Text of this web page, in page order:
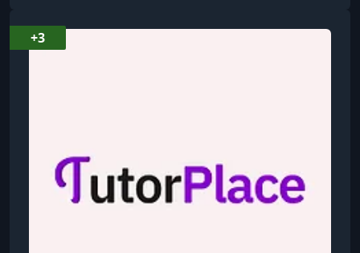
российским компаниям перейти с европейских
поставщиков на китайских. Лично обучила 7
+3